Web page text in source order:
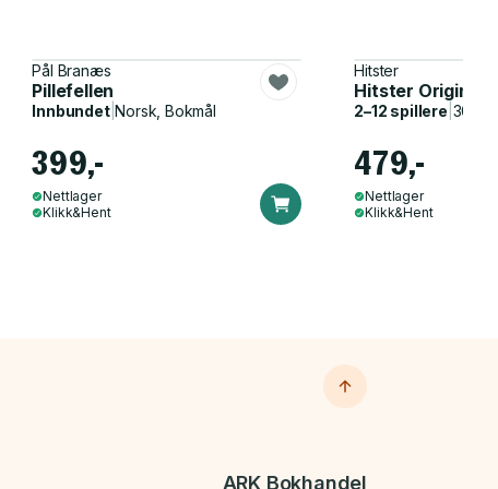
Pål Branæs
Pillefellen
Innbundet|Norsk, Bokmål
399,-
Nettlager
Klikk&Hent
Hitster
Hitster Original
2–12 spillere
479,-
Nettlager
Klikk&Hent
ARK Bokhandel